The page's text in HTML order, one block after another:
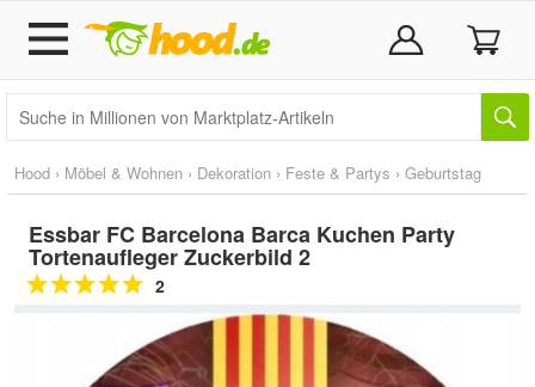
Hood › Möbel & Wohnen › Dekoration › Feste & Partys › Geburtstag
Essbar FC Barcelona Barca Kuchen Party
Tortenaufleger Zuckerbild 2
2